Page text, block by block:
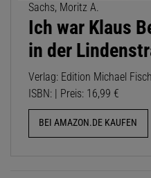
Sachs, Moritz A.
Ich war Klaus
in der
Verlag: Edition Michael
ISBN: | Preis: 16,99 €
BEI AMAZON.DE KAUFEN